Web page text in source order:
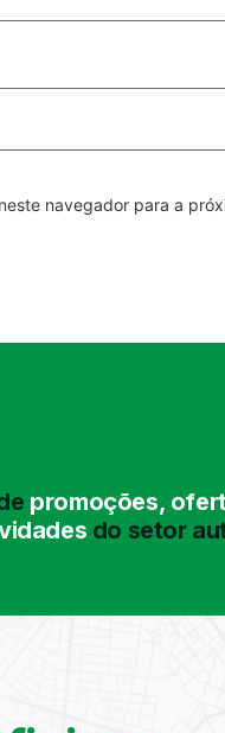
navegador para a
promoções,
do setor